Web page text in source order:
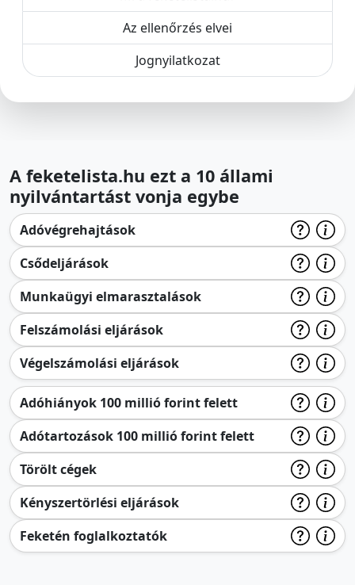
Az ellenőrzés elvei
Jognyilatkozat
A feketelista.hu ezt a 10 állami
nyilvántartást vonja egybe
Adóvégrehajtások
Csődeljárások
Munkaügyi elmarasztalások
Felszámolási eljárások
Végelszámolási eljárások
Adóhiányok 100 millió forint felett
Adótartozások 100 millió forint felett
Törölt cégek
Kényszertörlési eljárások
Feketén foglalkoztatók